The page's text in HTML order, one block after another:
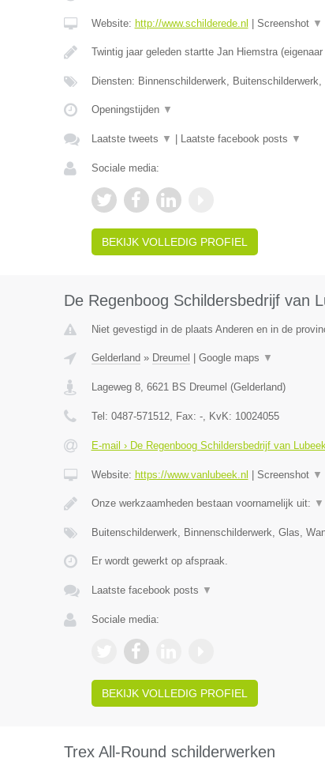
Website: http://www.schilderede.nl Screenshot ▼
Twintig jaar geleden startte Jan Hiemstra
Diensten: Binnenschilderwerk, Buitenschilderwerk,
Openingstijden ▼
Laatste tweets ▼ Laatste facebook posts ▼
Sociale media:
BEKIJK VOLLEDIG PROFIEL
De Regenboog Schildersbedrijf van
Niet gevestigd in de plaats Anderen en in de
Gelderland » Dreumel Google maps ▼
Lageweg 8, 6621 BS Dreumel (Gelderland)
Tel: 0487-571512, Fax: -, KvK: 10024055
E-mail › De Regenboog Schildersbedrijf van
Website: https://www.vanlubeek.nl Screenshot ▼
Onze werkzaamheden bestaan voornamelijk uit: ▼
Buitenschilderwerk, Binnenschilderwerk, Glas,
Er wordt gewerkt op afspraak.
Laatste facebook posts ▼
Sociale media:
BEKIJK VOLLEDIG PROFIEL
Trex All-Round schilderwerken